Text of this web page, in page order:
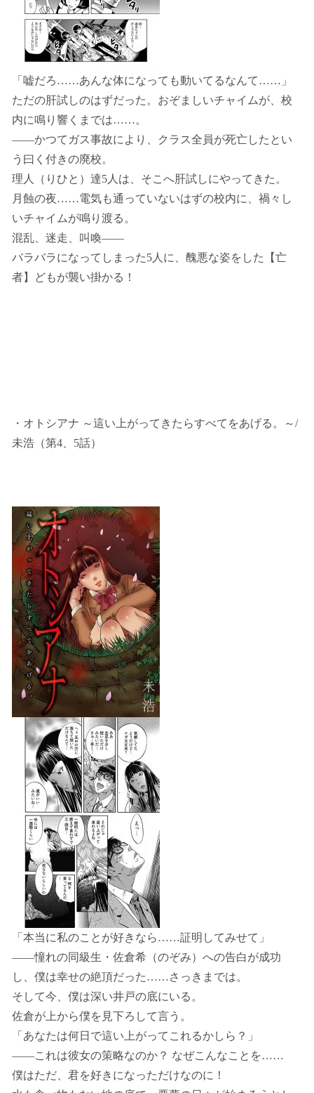
「嘘だろ……あんな体になっても動いてるなんて……」
ただの肝試しのはずだった。おぞましいチャイムが、校
内に鳴り響くまでは……。
――かつてガス事故により、クラス全員が死亡したとい
う曰く付きの廃校。
理人（りひと）達5人は、そこへ肝試しにやってきた。
月蝕の夜……電気も通っていないはずの校内に、禍々し
いチャイムが鳴り渡る。
混乱、迷走、叫喚――
バラバラになってしまった5人に、醜悪な姿をした【亡
者】どもが襲い掛かる！
・オトシアナ ～這い上がってきたらすべてをあげる。～/
未浩（第4、5話）
「本当に私のことが好きなら……証明してみせて」
――憧れの同級生・佐倉希（のぞみ）への告白が成功
し、僕は幸せの絶頂だった……さっきまでは。
そして今、僕は深い井戸の底にいる。
佐倉が上から僕を見下ろして言う。
「あなたは何日で這い上がってこれるかしら？」
――これは彼女の策略なのか？ なぜこんなことを……
僕はただ、君を好きになっただけなのに！